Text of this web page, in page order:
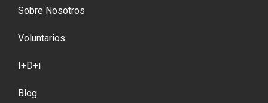
Sobre Nosotros
Voluntarios
I+D+i
Blog